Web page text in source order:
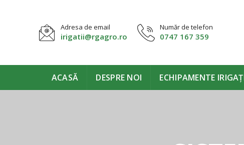
Adresa de email
irigatii@rgagro.ro
Număr de telefon
0747 167 359
ACASĂ DESPRE NOI ECHIPAMENTE